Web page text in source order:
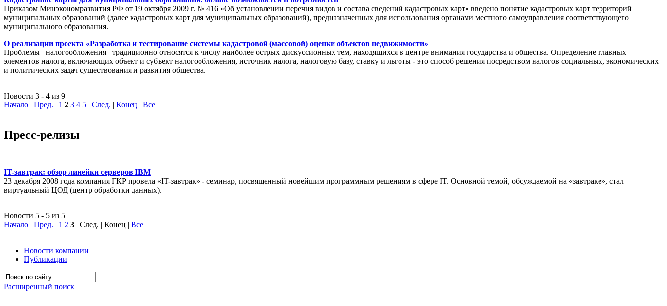
Приказом Минэкономразвития РФ от 19 октября 2009 г. № 416 «Об установлении перечня видов и состава сведений кадастровых карт» введено понятие кадастровых карт территорий
муниципальных образований (далее кадастровых карт для муниципальных образований), предназначенных для использования органами местного самоуправления соответствующего
муниципального образования.
О реализации проекта «Разработка и тестирование системы кадастровой (массовой) оценки объектов недвижимости»
Проблемы налогообложения традиционно относятся к числу наиболее острых дискуссионных тем, находящихся в центре внимания государства и общества. Определение главных
элементов налога, включающих объект и субъект налогообложения, источник налога, налоговую базу, ставку и льготы - это способ решения посредством налогов социальных, экономических
и политических задач существования и развития общества.
Новости 3 - 4 из 9
Начало | Пред. | 1 2 3 4 5 | След. | Конец | Все
Пресс-релизы
IT-завтрак: обзор линейки серверов IBM
23 декабря 2008 года компания ГКР провела «IT-завтрак» - семинар, посвященный новейшим программным решениям в сфере IT. Основной темой, обсуждаемой на «завтраке», стал
виртуальный ЦОД (центр обработки данных).
Новости 5 - 5 из 5
Начало | Пред. | 1 2 3 | След. | Конец | Все
Новости компании
Публикации
Расширенный поиск